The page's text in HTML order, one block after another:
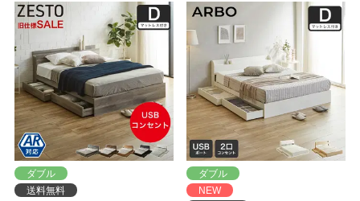
ダブル
送料無料
ダブル
NEW